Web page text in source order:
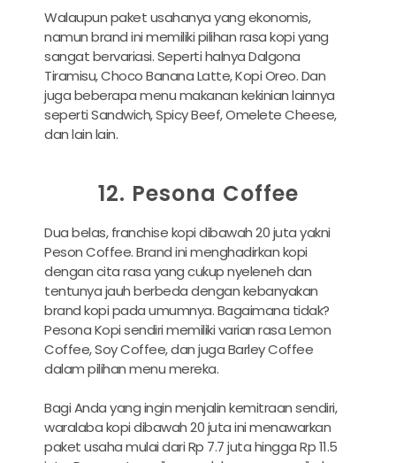
Walaupun paket usahanya yang ekonomis,
namun brand ini memiliki pilihan rasa kopi yang
sangat bervariasi. Seperti halnya Dalgona
Tiramisu, Choco Banana Latte, Kopi Oreo. Dan
juga beberapa menu makanan kekinian lainnya
seperti Sandwich, Spicy Beef, Omelete Cheese,
dan lain lain.
12. Pesona Coffee
Dua belas, franchise kopi dibawah 20 juta yakni
Peson Coffee. Brand ini menghadirkan kopi
dengan cita rasa yang cukup nyeleneh dan
tentunya jauh berbeda dengan kebanyakan
brand kopi pada umumnya. Bagaimana tidak?
Pesona Kopi sendiri memiliki varian rasa Lemon
Coffee, Soy Coffee, dan juga Barley Coffee
dalam pilihan menu mereka.
Bagi Anda yang ingin menjalin kemitraan sendiri,
waralaba kopi dibawah 20 juta ini menawarkan
paket usaha mulai dari Rp 7.7 juta hingga Rp 11.5